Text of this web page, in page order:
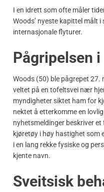
I en idrett som ofte måler
Woods’ nyeste kapittel målt
internasjonale flyturer.
Pågripelsen
Woods (50) ble pågrepet 27.
veltet på en tofeltsvei nær
myndigheter siktet ham for
nektet å etterkomme en
nyhetsmeldinger beskriver
kjøretøy i høy hastighet som
i en lang rekke fysiske og
kjente navn.
Sveitsisk